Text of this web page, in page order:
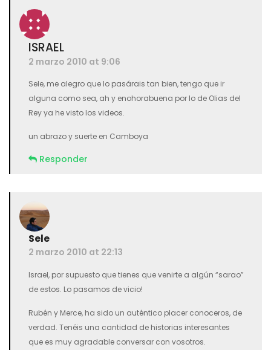
ISRAEL
2 marzo 2010 at 9:06
Sele, me alegro que lo pasárais tan bien, tengo que ir
alguna como sea, ah y enohorabuena por lo de Olias del
Rey ya he visto los videos.
un abrazo y suerte en Camboya
Responder
Sele
2 marzo 2010 at 22:13
Israel, por supuesto que tienes que venirte a algún “sarao”
de estos. Lo pasamos de vicio!
Rubén y Merce, ha sido un auténtico placer conoceros, de
verdad. Tenéis una cantidad de historias interesantes
que es muy agradable conversar con vosotros.